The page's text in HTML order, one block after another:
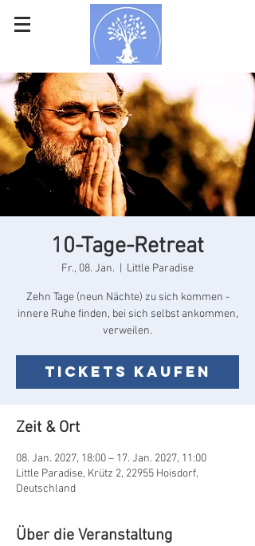
10-Tage-Retreat
Fr., 08. Jan. Little Paradise
Zehn Tage (neun Nächte) zu sich kommen -
innere Ruhe finden, bei sich selbst ankommen,
verweilen.
Tickets kaufen
Zeit & Ort
08. Jan. 2027, 18:00 – 17. Jan. 2027, 11:00
Little Paradise, Krütz 2, 22955 Hoisdorf,
Deutschland
Über die Veranstaltung